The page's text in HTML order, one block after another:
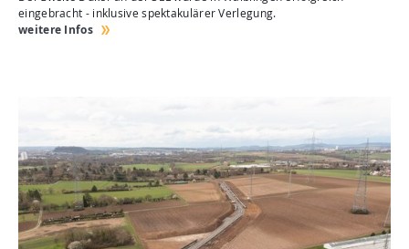
eingebracht - inklusive spektakulärer Verlegung.
weitere Infos